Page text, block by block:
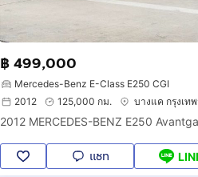
฿ 499,000
Mercedes-Benz E-Class E250 CGI
2012
125,000 กม. บางแค กรุงเท
2012 MERCEDES-BENZ E250
แชท